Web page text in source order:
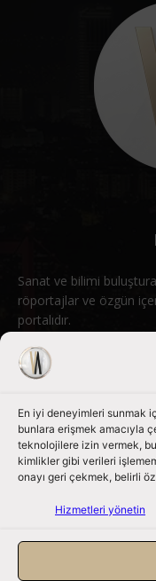
En iyi deneyimleri sunmak
bunlara erişmek amacıyla
teknolojilere izin vermek,
kimlikler gibi verileri
onayı geri çekmek, belirli
Hizmetleri yönetin
Sanat ve bilimi
röportajlar ve özgün
portalıdır.
Bizimle iletişime geçin: